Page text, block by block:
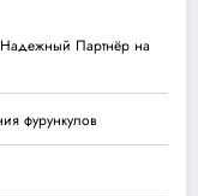
Партнёр на
фурункулов